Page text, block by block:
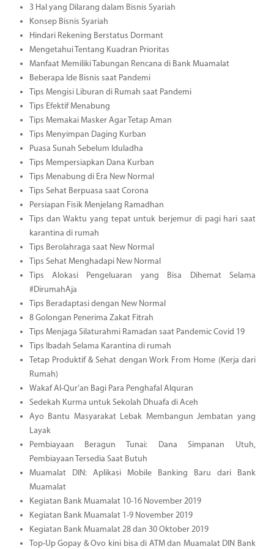
3 Hal yang Dilarang dalam Bisnis Syariah
Konsep Bisnis Syariah
Hindari Rekening Berstatus Dormant
Mengetahui Tentang Kuadran Prioritas
Manfaat Memiliki Tabungan Rencana di Bank Muamalat
Beberapa Ide Bisnis saat Pandemi
Tips Mengisi Liburan di Rumah saat Pandemi
Tips Efektif Menabung
Tips Memakai Masker Agar Tetap Aman
Tips Menyimpan Daging Kurban
Puasa Sunah Sebelum Iduladha
Tips Mempersiapkan Dana Kurban
Tips Menabung di Era New Normal
Tips Sehat Berpuasa saat Corona
Persiapan Fisik Menjelang Ramadhan
Tips dan Waktu yang tepat untuk berjemur di pagi hari saat
karantina di rumah
Tips Berolahraga saat New Normal
Tips Sehat Menghadapi New Normal
Tips Alokasi Pengeluaran yang Bisa Dihemat Selama
#DirumahAja
Tips Beradaptasi dengan New Normal
8 Golongan Penerima Zakat Fitrah
Tips Menjaga Silaturahmi Ramadan saat Pandemic Covid 19
Tips Ibadah Selama Karantina di rumah
Tetap Produktif & Sehat dengan Work From Home (Kerja dari
Rumah)
Wakaf Al-Qur’an Bagi Para Penghafal Alquran
Sedekah Kurma untuk Sekolah Dhuafa di Aceh
Ayo Bantu Masyarakat Lebak Membangun Jembatan yang
Layak
Pembiayaan Beragun Tunai: Dana Simpanan Utuh,
Pembiayaan Tersedia Saat Butuh
Muamalat DIN: Aplikasi Mobile Banking Baru dari Bank
Muamalat
Kegiatan Bank Muamalat 10-16 November 2019
Kegiatan Bank Muamalat 1-9 November 2019
Kegiatan Bank Muamalat 28 dan 30 Oktober 2019
Top-Up Gopay & Ovo kini bisa di ATM dan Muamalat DIN Bank